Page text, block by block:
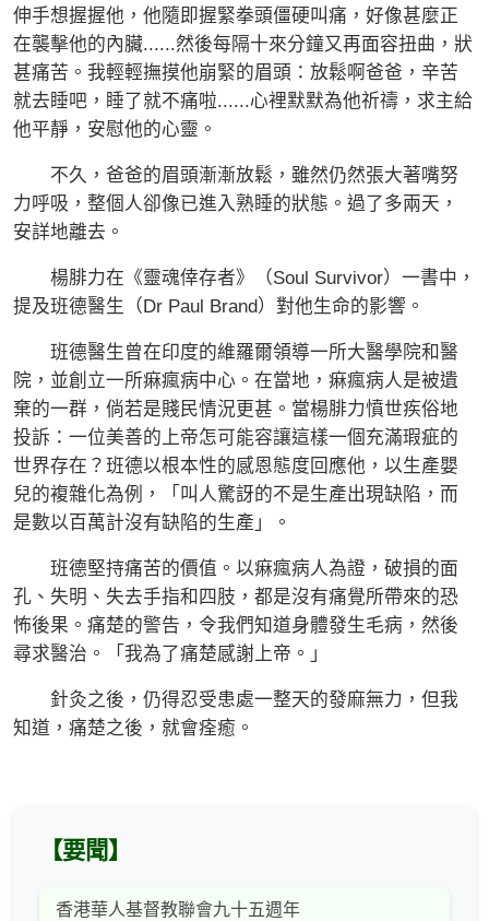
伸手想握握他，他隨即握緊拳頭僵硬叫痛，好像甚麼正
在襲擊他的內臟......然後每隔十來分鐘又再面容扭曲，狀
甚痛苦。我輕輕撫摸他崩緊的眉頭：放鬆啊爸爸，辛苦
就去睡吧，睡了就不痛啦......心裡默默為他祈禱，求主給
他平靜，安慰他的心靈。
不久，爸爸的眉頭漸漸放鬆，雖然仍然張大著嘴努
力呼吸，整個人卻像已進入熟睡的狀態。過了多兩天，
安詳地離去。
楊腓力在《靈魂倖存者》（Soul Survivor）一書中，
提及班德醫生（Dr Paul Brand）對他生命的影響。
班德醫生曾在印度的維羅爾領導一所大醫學院和醫
院，並創立一所痳瘋病中心。在當地，痳瘋病人是被遺
棄的一群，倘若是賤民情況更甚。當楊腓力憤世疾俗地
投訴：一位美善的上帝怎可能容讓這樣一個充滿瑕疵的
世界存在？班德以根本性的感恩態度回應他，以生產嬰
兒的複雜化為例，「叫人驚訝的不是生產出現缺陷，而
是數以百萬計沒有缺陷的生產」。
班德堅持痛苦的價值。以痳瘋病人為證，破損的面
孔、失明、失去手指和四肢，都是沒有痛覺所帶來的恐
怖後果。痛楚的警告，令我們知道身體發生毛病，然後
尋求醫治。「我為了痛楚感謝上帝。」
針灸之後，仍得忍受患處一整天的發麻無力，但我
知道，痛楚之後，就會痊癒。
【要聞】
香港華人基督教聯會九十五週年